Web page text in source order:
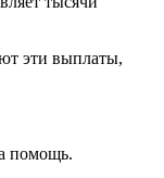
эти выплаты,
помощь.